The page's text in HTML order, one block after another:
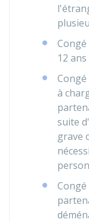
12 ans
à
suite
grave